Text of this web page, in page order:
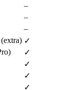
–
–
–
✓
✓
✓
✓
✓